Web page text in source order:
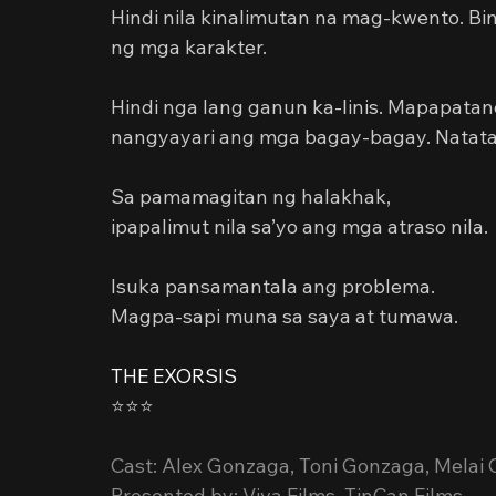
Hindi nila kinalimutan na mag-kwento.
ng mga karakter.
Hindi nga lang ganun ka-linis.
nangyayari ang mga bagay-bagay.
Sa pamamagitan ng halakhak,
ipapalimut nila sa’yo ang mga atraso nila.
Isuka pansamantala ang problema.
Magpa-sapi muna sa saya at tumawa.
THE EXORSIS
⭐️⭐️⭐️
Cast: Alex Gonzaga, Toni Gonzaga,